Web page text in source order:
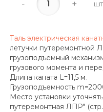
- +
Таль электрическая
летучки путеремонтной
грузоподъемный
грузового момента и
Длина каната L=11,5 м.
Грузоподъемность
Место установки
путеремонтная ЛПР"